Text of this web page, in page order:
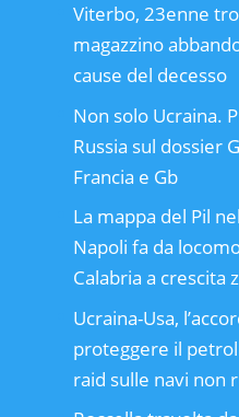
Viterbo, 23enne
magazzino
cause del decesso
Non solo Ucraina.
Russia sul dossier
Francia e Gb
La mappa del Pil
Napoli fa da
Calabria a crescita
Ucraina-Usa,
proteggere il
raid sulle navi non